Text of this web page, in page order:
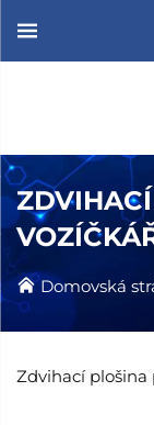
Domovská
Zdvihací plošina